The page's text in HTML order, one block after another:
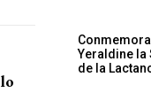
Yeraldine la
de la